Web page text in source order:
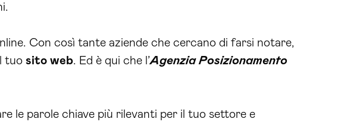
Con così tante aziende che cercano di farsi notare,
tuo sito web. Ed è qui che l’Agenzia Posizionamento
le parole chiave più rilevanti per il tuo settore e